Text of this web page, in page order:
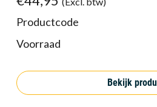
Productcode
Voorraad
Bekijk